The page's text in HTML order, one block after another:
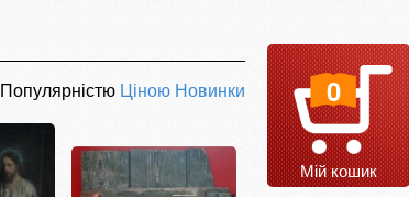
Популярністю Ціною Новинки 0
Мій кошик